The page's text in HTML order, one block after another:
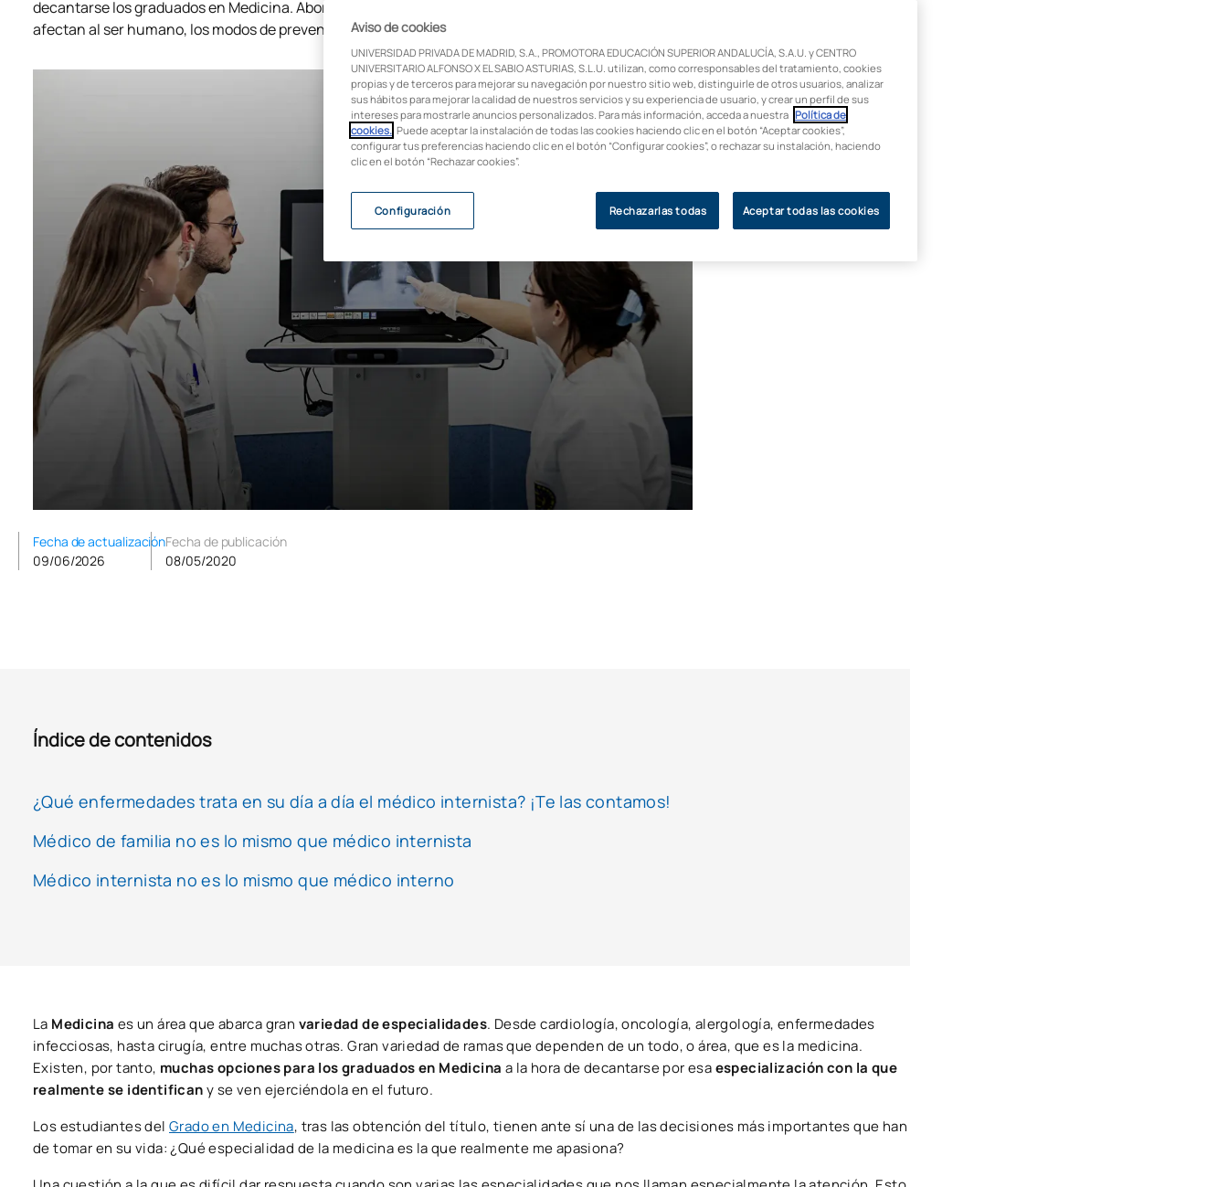
decantarse los graduados en Medicina. Abordamos esta ciencia que estudia las enfermedades que
afectan al ser humano, los modos de prevenirlas y las formas de tratamiento para curarlas.
Fecha de actualización
09/06/2026
Fecha de publicación
08/05/2020
Índice de contenidos
¿Qué enfermedades trata en su día a día el médico internista? ¡Te las contamos!
Médico de familia no es lo mismo que médico internista
Médico internista no es lo mismo que médico interno
La Medicina es un área que abarca gran variedad de especialidades. Desde cardiología, oncología, alergología, enfermedades
infecciosas, hasta cirugía, entre muchas otras. Gran variedad de ramas que dependen de un todo, o área, que es la medicina.
Existen, por tanto, muchas opciones para los graduados en Medicina a la hora de decantarse por esaespecialización con la que
realmente se identificany se ven ejerciéndola en el futuro.
Los estudiantes del Grado en Medicina, tras las obtención del título, tienen ante sí una de las decisiones más importantes que han
de tomar en su vida: ¿Qué especialidad de la medicina es la que realmente me apasiona?
Aviso de cookies
UNIVERSIDAD PRIVADA DE MADRID, S.A., PROMOTORA EDUCACIÓN SUPERIOR ANDALUCÍA, S.A.U. y CENTRO
UNIVERSITARIO ALFONSO X EL SABIO ASTURIAS, S.L.U. utilizan, como corresponsables del tratamiento, cookies
propias y de terceros para mejorar su navegación por nuestro sitio web, distinguirle de otros usuarios, analizar
sus hábitos para mejorar la calidad de nuestros servicios y su experiencia de usuario, y crear un perfil de sus
intereses para mostrarle anuncios personalizados. Para más información, acceda a nuestra Política de
cookies. . Puede aceptar la instalación de todas las cookies haciendo clic en el botón “Aceptar cookies”,
configurar tus preferencias haciendo clic en el botón “Configurar cookies”, o rechazar su instalación, haciendo
clic en el botón “Rechazar cookies”.
Rechazarlas todas Aceptar todas las cookies
Configuración